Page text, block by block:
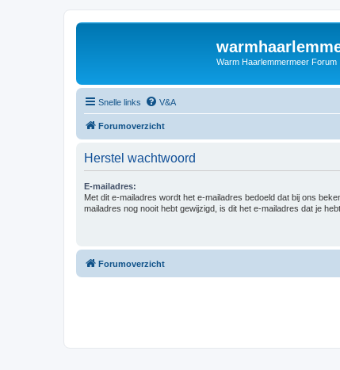
Warm Haarlemmermeer Forum
Snelle links V&A
Forumoverzicht
Herstel wachtwoord
E-mailadres:
Met dit e-mailadres wordt het e-mailadres bedoeld dat bij ons
mailadres nog nooit hebt gewijzigd, is dit het e-mailadres dat je
Forumoverzicht